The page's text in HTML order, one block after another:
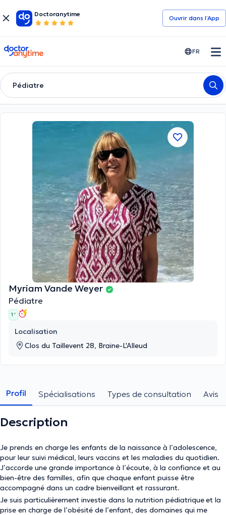
Doctoranytime
Ouvrir dans l’App
doctoranytime FR
Pédiatre
Myriam Vande Weyer
Pédiatre
1 '
Localisation
Clos du Taillevent 28, Braine-L'Alleud
Profil Spécialisations Types de consultation Avis
Description
Je prends en charge les enfants de la naissance à l’adolescence,
pour leur suivi médical, leurs vaccins et les maladies du quotidien.
J’accorde une grande importance à l’écoute, à la confiance et au
bien-être des familles, afin que chaque enfant puisse être
accompagné dans un cadre bienveillant et rassurant.
Je suis particulièrement investie dans la nutrition pédiatriqueet la
prise en charge de l’obésité de l’enfant, des domaines qui me